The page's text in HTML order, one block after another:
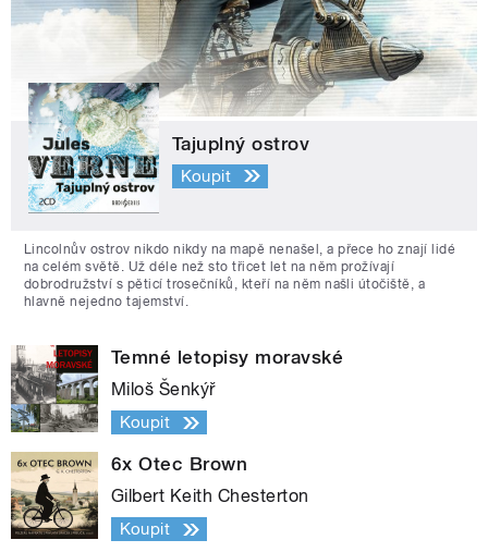
Tajuplný ostrov
Koupit
Lincolnův ostrov nikdo nikdy na mapě nenašel, a přece ho znají lidé
na celém světě. Už déle než sto třicet let na něm prožívají
dobrodružství s pěticí trosečníků, kteří na něm našli útočiště, a
hlavně nejedno tajemství.
Temné letopisy moravské
Miloš Šenkýř
Koupit
6x Otec Brown
Gilbert Keith Chesterton
Koupit